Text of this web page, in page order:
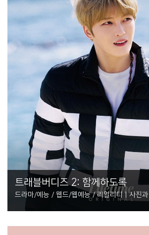
트래블버디즈 2: 함께하도록
드라마/예능 / 웹드/웹예능 / 리얼리티 | 사진